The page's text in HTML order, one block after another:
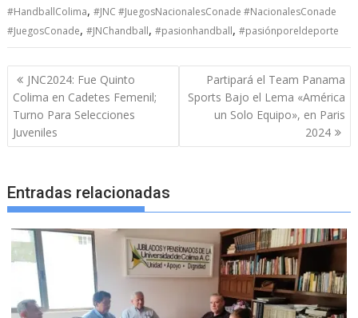
#HandballColima,#JNC #JuegosNacionalesConade #NacionalesConade
#JuegosConade,#JNChandball,#pasionhandball,#pasiónporeldeporte
Navegación
de
entradas
JNC2024: Fue Quinto
Colima en Cadetes Femenil;
Turno Para Selecciones
Juveniles
Partipará el Team Panama
Sports Bajo el Lema «América
un Solo Equipo», en Paris
2024
Entradas relacionadas